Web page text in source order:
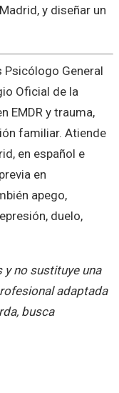
y diseñar un
Psicólogo General
Oficial de la
EMDR y trauma,
familiar. Atiende
en español e
en
apego,
duelo,
no sustituye una
adaptada
busca